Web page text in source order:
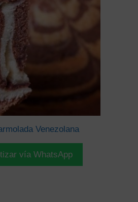
Venezolana
vía WhatsApp